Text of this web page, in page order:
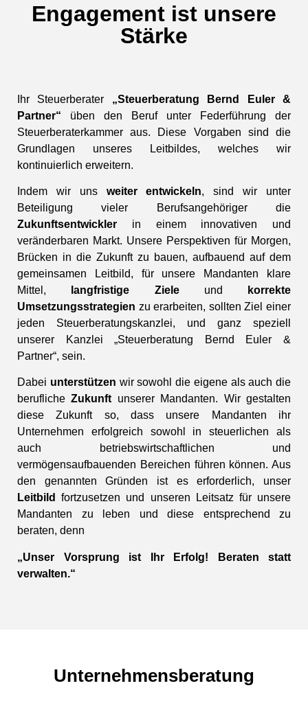
Engagement ist unsere
Stärke
Ihr Steuerberater „Steuerberatung Bernd Euler &
Partner“ üben den Beruf unter Federführung der
Steuerberaterkammer aus. Diese Vorgaben sind die
Grundlagen unseres Leitbildes, welches wir
kontinuierlich erweitern.
Indem wir uns weiter entwickeln, sind wir unter
Beteiligung vieler Berufsangehöriger die
Zukunftsentwickler in einem innovativen und
veränderbaren Markt. Unsere Perspektiven für Morgen,
Brücken in die Zukunft zu bauen, aufbauend auf dem
gemeinsamen Leitbild, für unsere Mandanten klare
Mittel,
langfristige Zieleund
korrekte
Umsetzungsstrategien zu erarbeiten, sollten Ziel einer
jeden Steuerberatungskanzlei, und ganz speziell
unserer Kanzlei „Steuerberatung Bernd Euler &
Partner“, sein.
Dabei unterstützen wir sowohl die eigene als auch die
beruflicheZukunftunserer Mandanten. Wir gestalten
diese Zukunft so, dass unsere Mandanten ihr
Unternehmen erfolgreich sowohl in steuerlichen als
auch betriebswirtschaftlichen und
vermögensaufbauenden Bereichen führen können. Aus
den genannten Gründen ist es erforderlich, unser
Leitbild
fortzusetzen und unseren Leitsatz für unsere
Mandanten zu leben und diese entsprechend zu
beraten, denn
„Unser Vorsprung ist Ihr Erfolg! Beraten statt
verwalten.“
Unternehmensberatung